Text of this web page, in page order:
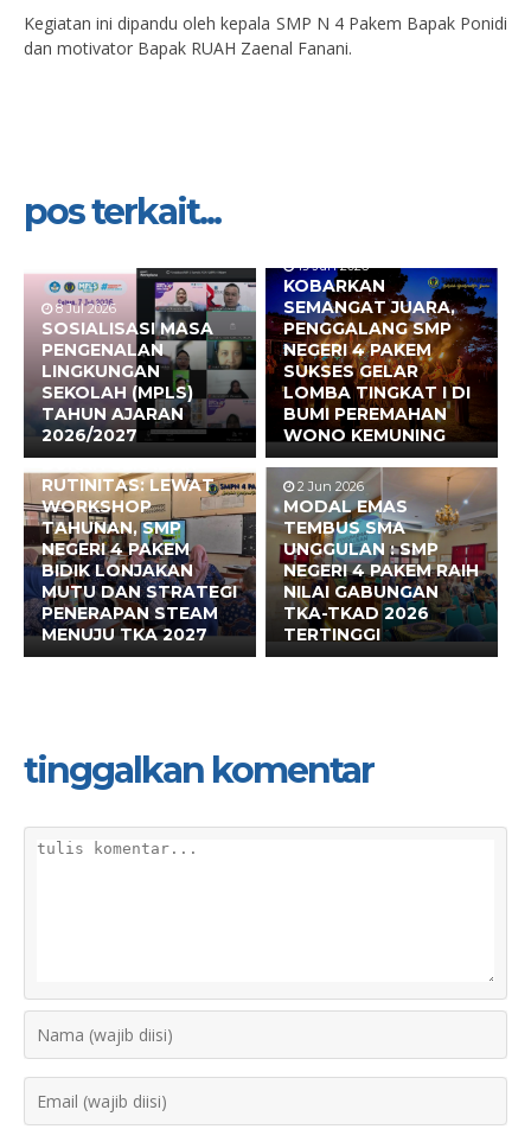
Kegiatan ini dipandu oleh kepala SMP N 4 Pakem Bapak Ponidi
dan motivator Bapak RUAH Zaenal Fanani.
pos terkait...
8 Jul 2026
SOSIALISASI MASA
PENGENALAN
LINGKUNGAN
SEKOLAH (MPLS)
TAHUN AJARAN
2026/2027
19 Jun 2026
KOBARKAN
SEMANGAT JUARA,
PENGGALANG SMP
NEGERI 4 PAKEM
SUKSES GELAR
LOMBA TINGKAT I DI
BUMI PEREMAHAN
WONO KEMUNING
17 Jun 2026
BUKAN SEKADAR
RUTINITAS: LEWAT
WORKSHOP
TAHUNAN, SMP
NEGERI 4 PAKEM
BIDIK LONJAKAN
MUTU DAN STRATEGI
PENERAPAN STEAM
MENUJU TKA 2027
2 Jun 2026
MODAL EMAS
TEMBUS SMA
UNGGULAN : SMP
NEGERI 4 PAKEM RAIH
NILAI GABUNGAN
TKA-TKAD 2026
TERTINGGI
tinggalkan komentar